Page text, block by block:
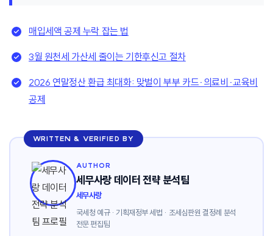
매입세액 공제 누락 잡는 법
3월 원천세 가산세 줄이는 기한후신고 절차
2026 연말정산 환급 최대화: 맞벌이 부부 카드·의료비·교육비
공제
WRITTEN & VERIFIED BY
AUTHOR
세무사랑 데이터 전략 분석팀
세무사랑
국세청 예규 · 기획재정부 세법 · 조세심판원 결정례 분석
전문 편집팀